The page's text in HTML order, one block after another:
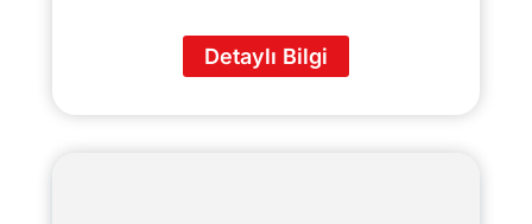
Detaylı Bilgi